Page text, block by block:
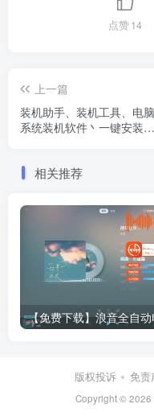
点赞14
上一篇
装机助手、装机工具、电脑
系统装机软件丶一键安装系
相关推荐
版权投诉 免责
Copyright © 2026